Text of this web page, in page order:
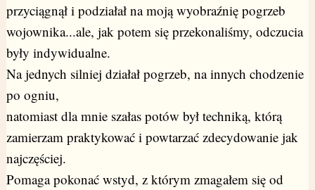
przyciągnął i podziałał na moją wyobraźnię pogrzeb
wojownika...ale, jak potem się przekonaliśmy, odczucia
były indywidualne.
Na jednych silniej działał pogrzeb, na innych chodzenie
po ogniu,
natomiast dla mnie szałas potów był techniką, którą
zamierzam praktykować i powtarzać zdecydowanie jak
najczęściej.
Pomaga pokonać wstyd, z którym zmagałem się od